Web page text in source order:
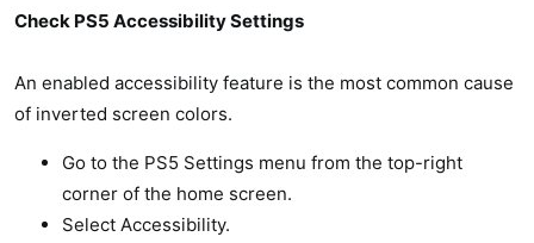
Check PS5 Accessibility Settings
An enabled accessibility feature is the most common cause
of inverted screen colors.
Go to the PS5 Settings menu from the top-right
corner of the home screen.
Select Accessibility.